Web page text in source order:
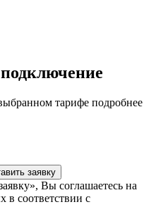
тарифе подробнее
заявку
Вы соглашаетесь на
в соответствии с